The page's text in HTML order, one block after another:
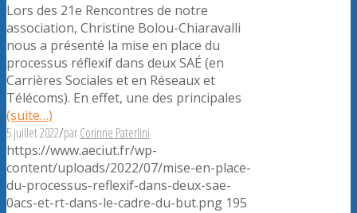
Lors des 21e Rencontres de notre
association, Christine Bolou-Chiaravalli
nous a présenté la mise en place du
processus réflexif dans deux SAÉ (en
Carrières Sociales et en Réseaux et
Télécoms). En effet, une des principales
(suite…)
5 juillet 2022/parCorinne Paterlini
https://www.aeciut.fr/wp-
content/uploads/2022/07/mise-en-place-
du-processus-reflexif-dans-deux-sae-
0acs-et-rt-dans-le-cadre-du-but.png 195